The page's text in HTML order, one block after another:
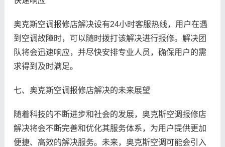
奥克斯空调报修店解决设有24小时客服热线，用户在遇
到空调故障时，可以随时拨打该解决进行报修。解决团
队将会迅速响应，并尽快安排专业人员，确保用户的需
求得到及时满足。
七、奥克斯空调报修店解决的未来展望
随着科技的不断进步和社会的发展，奥克斯空调报修店
解决将会不断完善和优化其服务体系，为用户提供更加
便捷、高效的解决服务。未来，奥克斯空调可能会引入